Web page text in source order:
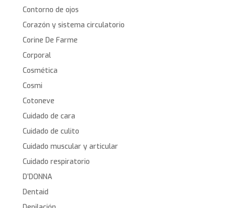
Contorno de ojos
Corazón y sistema circulatorio
Corine De Farme
Corporal
Cosmética
Cosmi
Cotoneve
Cuidado de cara
Cuidado de culito
Cuidado muscular y articular
Cuidado respiratorio
D’DONNA
Dentaid